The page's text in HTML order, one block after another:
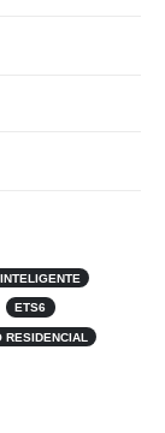
ETS6
RESIDENCIAL